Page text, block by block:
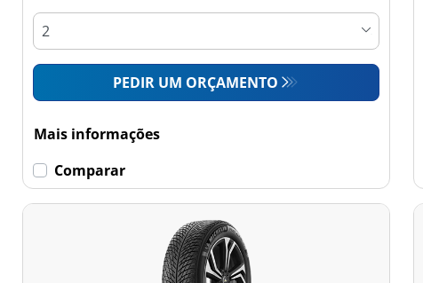
PEDIR UM ORÇAMENTO
Mais informações
Comparar